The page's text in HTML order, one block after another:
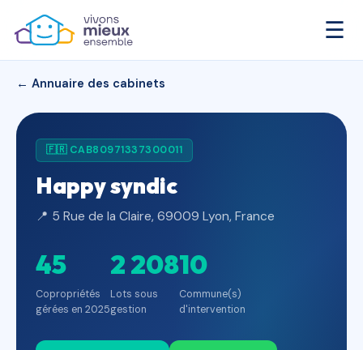
☰
← Annuaire des cabinets
🇫🇷 CAB80971337300011
Happy syndic
📍 5 Rue de la Claire, 69009 Lyon, France
45
Copropriétés
gérées en 2025
2 208
Lots sous
gestion
10
Commune(s)
d'intervention